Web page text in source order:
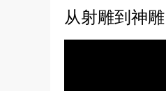
从射雕到神